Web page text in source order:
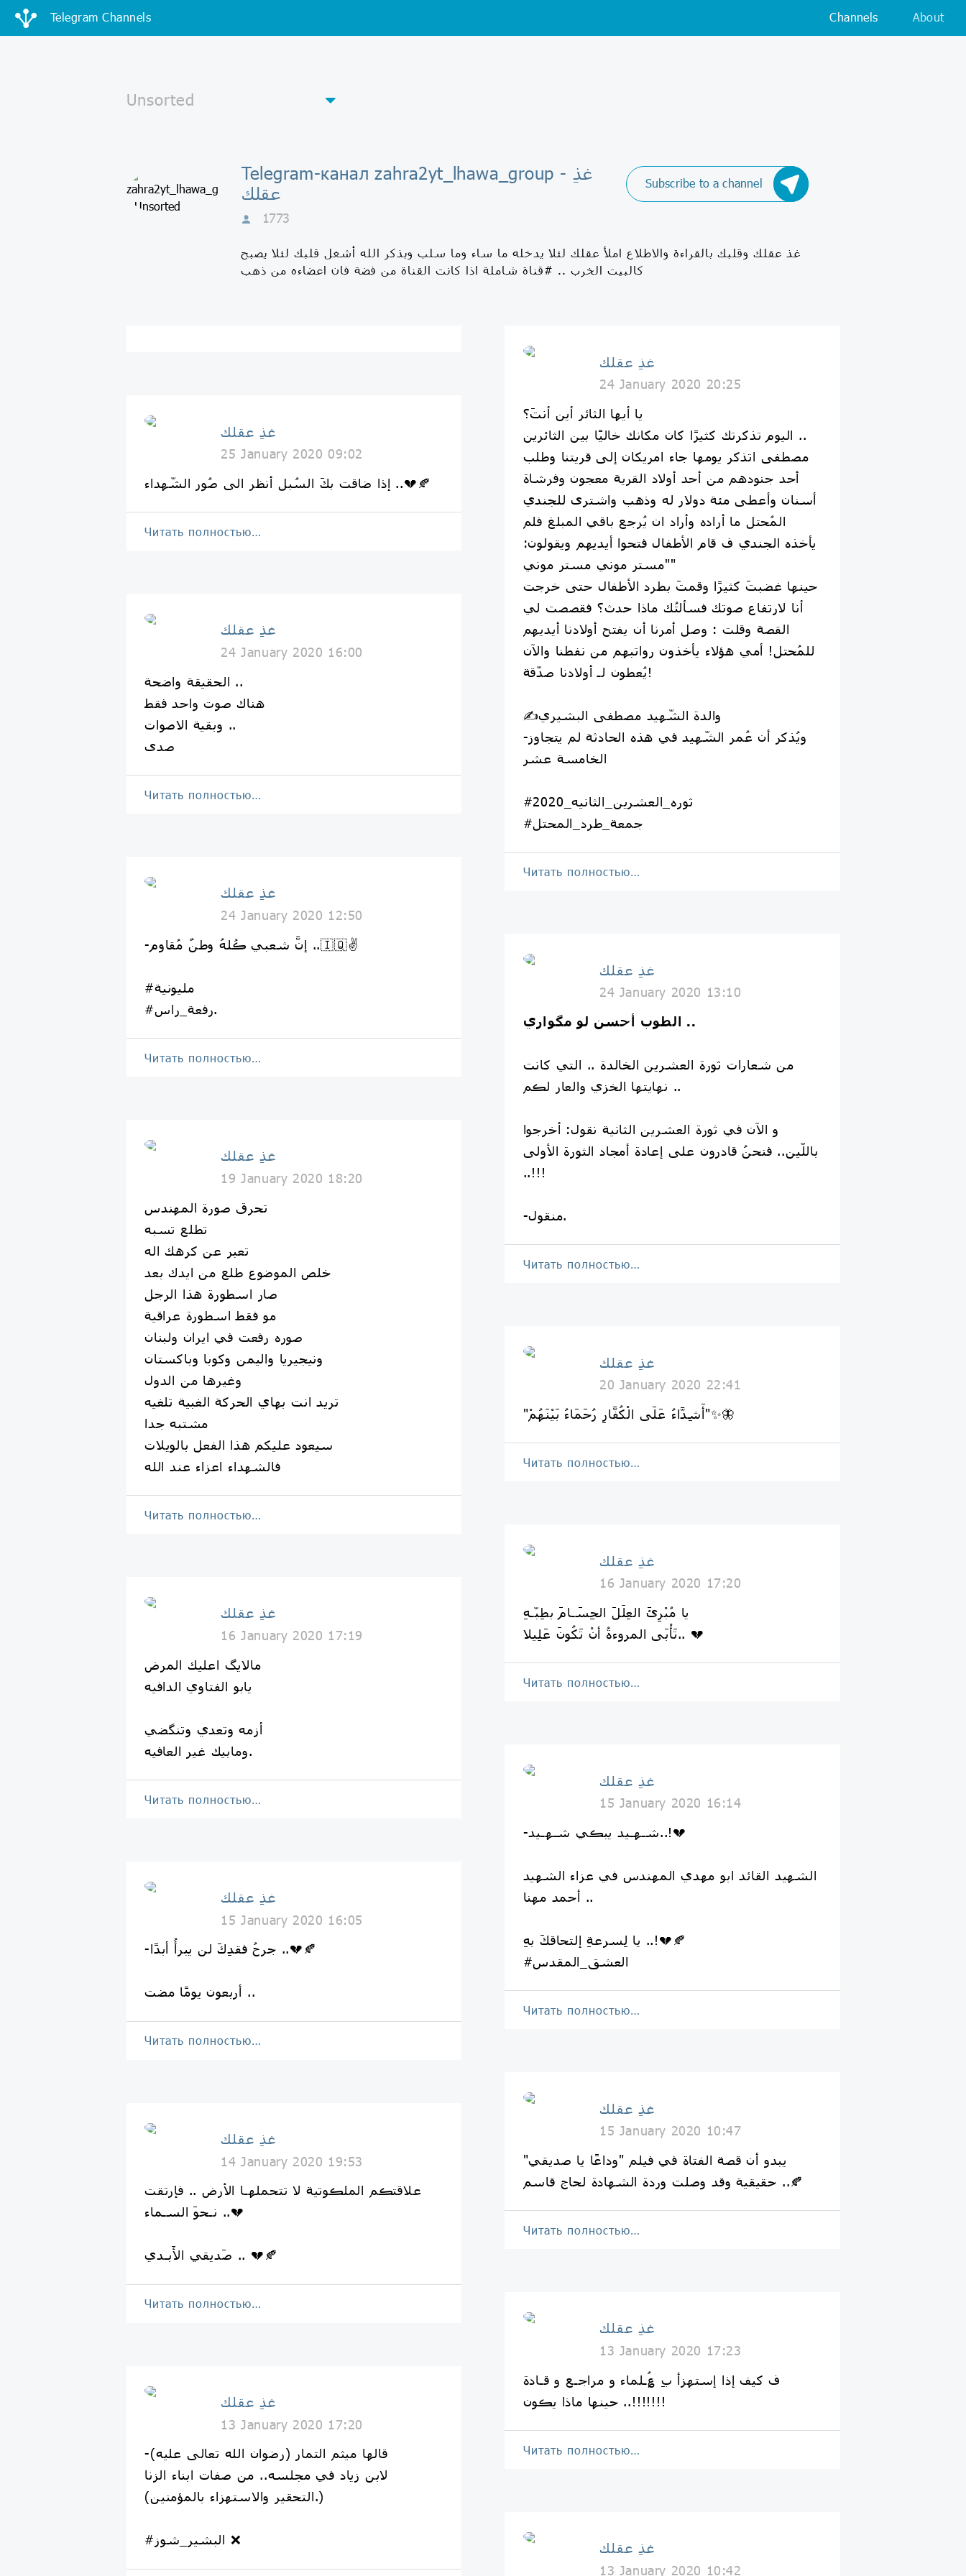
Telegram Channels Channels About
Subscribe to a channel
Telegram-канал zahra2yt_lhawa_group - غذِ
عقلك
1773
غذ عقلك وقلبك بالقراءة والاطلاع املأ عقلك لئلا يدخله ما ساء وما سلب وبذكر الله أشغل قلبك لئلا يصبح
كالبيت الخرب .. #قناة شاملة اذا كانت القناة من فضة فان اعضاءه من ذهب
غذِ عقلك
25 January 2020 09:02
‏إذا ضاقت بكَ السُبل أنظر الى صُور الشّهداء ..💔🍂
Читать полностью…
غذِ عقلك
24 January 2020 16:00
الحقيقة واضحة ..
هناك صوت واحد فقط
وبقية الاصوات ..
صدى
Читать полностью…
غذِ عقلك
24 January 2020 12:50
-إنَّ شعبي ڪُلهُ وطنٌ مُقاوم ..🇮🇶✌️
#مليونية
#رفعة_راس.
Читать полностью…
غذِ عقلك
19 January 2020 18:20
تحرق صورة المهندس
تطلع تسبه
تعبر عن كرهك اله
خلص الموضوع طلع من ايدك بعد
صار اسطورة هذا الرجل
مو فقط اسطورة عراقية
صوره رفعت في ايران ولبنان
ونيجيريا واليمن وكوبا وباكستان
وغيرها من الدول
تريد انت بهاي الحركة الغبية تلغيه
مشتبه جدا
سيعود عليكم هذا الفعل بالويلات
فالشهداء اعزاء عند الله
Читать полностью…
غذِ عقلك
16 January 2020 17:19
مالايگ اعليك المرض
يابو الفتاوي الدافيه
أزمه وتعدي وتنگضي
ومابيك غير العافيه.
Читать полностью…
غذِ عقلك
15 January 2020 16:05
-جرحُ فقدِكَ لن يبرأُ أبدًا ..💔🍂
أربعون يومًا مضت ..
Читать полностью…
غذِ عقلك
14 January 2020 19:53
علاقتڪم الملڪوتية لا تتحملهـا الأرض .. فإرتقت
نـحوَ السـماء ..💔
صَديقي الأَبـدي .. 💔🍂
Читать полностью…
غذِ عقلك
13 January 2020 17:20
-قالها ميثم التمار (رضوان الله تعالى عليه)
لابن زياد في مجلسه.. من صفات ابناء الزنا
(التحقير والاستهزاء بالمؤمنين.)
#البشير_شوز ❌
غذِ عقلك
24 January 2020 20:25
يا أيها الثائر أين أنتَ؟
اليوم تذكرتك كثيرًا كان مكانك خاليًا بين الثائرين ..
مصطفى اتذكر يومها جاء امريكان إلى قريتنا وطلب
أحد جنودهم من أحد أولاد القرية معجون وفرشاة
أسنان وأعطى مئة دولار له وذهب واشترى للجندي
المُحتل ما أراده وأراد ان يُرجع باقي المبلغ فلم
يأخذه الجندي ف قام الأطفال فتحوا أيديهم ويقولون:
"مستر موني مستر موني"
حينها غضبتَ كثيرًا وقمتَ بطرد الأطفال حتى خرجت
أنا لارتفاع صوتك فسألتُك ماذا حدث؟ فقصصت لي
القصة وقلت : وصل أمرنا أن يفتح أولادنا أيديهم
للمُحتل! أمي هؤلاء يأخذون رواتبهم من نفطنا والآن
يُعطون لـ أولادنا صدّقة!
✍والدة الشّهيد مصطفى البشيري
-ويُذكر أن عُمر الشّهيد في هذه الحادثة لم يتجاوز
الخامسة عشر
#ثوره_العشرين_الثانيه_2020
#جمعة_طرد_المحتل
Читать полностью…
غذِ عقلك
24 January 2020 13:10
الطوب أحسن لو مگواري ..
من شعارات ثورة العشرين الخالدة .. التي كانت
نهايتها الخزي والعار لڪم ..
و الآن في ثورة العشرين الثانية نقول: أخرجوا
باللّين.. فنحنُ قادرون على إعادة أمجاد الثورة الأولى
..!!!
-منقول.
Читать полностью…
غذِ عقلك
20 January 2020 22:41
"أَشِدَّاءُ عَلَى الْكُفَّارِ رُحَمَاءُ بَيْنَهُمْ"✨🦋
Читать полностью…
غذِ عقلك
16 January 2020 17:20
يا مُبْرِئَ العِلَلَ الجِسَـامَ بطِبّـهِ
تَأْبَى المروءةُ أنْ تَكُونَ عَلِيلا.. 💔
Читать полностью…
غذِ عقلك
15 January 2020 16:14
-شـﮫـيد يبڪي شـﮫـيد..!💔
الشهيد القائد ابو مهدي المهندس في عزاء الشهيد
أحمد مهنا ..
يا لِسرعةِ إلتحاقكَ بهِ ..!💔🍂
#العشق_المقدس
Читать полностью…
غذِ عقلك
15 January 2020 10:47
يبدو أن قصة الفتاة في فيلم "وداعًا يا صديقي"
حقيقية وقد وصلت وردة الشهادة لحاج قاسم ..🍂
Читать полностью…
غذِ عقلك
13 January 2020 17:23
ف كيف إذا إستهزأ بِ ؏ُـلماء و مراجـع و قـادة
حينها ماذا يڪون ..!!!!!!!
Читать полностью…
غذِ عقلك
13 January 2020 10:42